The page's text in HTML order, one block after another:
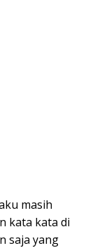
masih
kata kata di
saja yang